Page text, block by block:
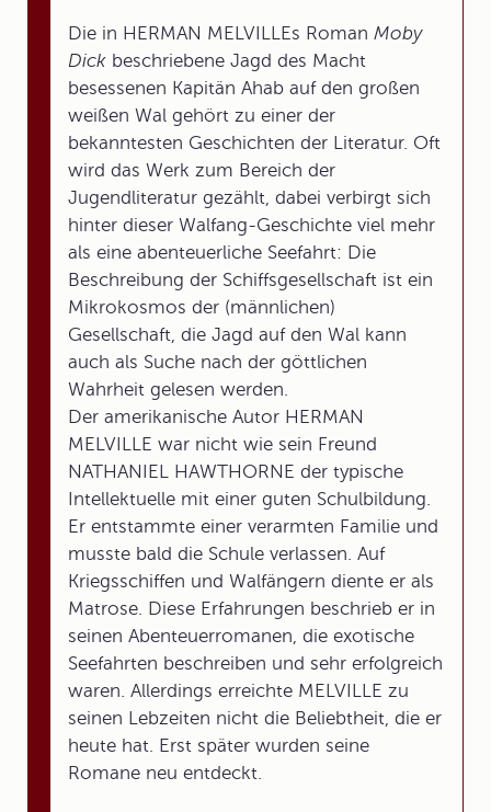
Die in HERMAN MELVILLEs Roman Moby
Dick beschriebene Jagd des Macht
besessenen Kapitän Ahab auf den großen
weißen Wal gehört zu einer der
bekanntesten Geschichten der Literatur. Oft
wird das Werk zum Bereich der
Jugendliteratur gezählt, dabei verbirgt sich
hinter dieser Walfang-Geschichte viel mehr
als eine abenteuerliche Seefahrt: Die
Beschreibung der Schiffsgesellschaft ist ein
Mikrokosmos der (männlichen)
Gesellschaft, die Jagd auf den Wal kann
auch als Suche nach der göttlichen
Wahrheit gelesen werden.
Der amerikanische Autor HERMAN
MELVILLE war nicht wie sein Freund
NATHANIEL HAWTHORNE der typische
Intellektuelle mit einer guten Schulbildung.
Er entstammte einer verarmten Familie und
musste bald die Schule verlassen. Auf
Kriegsschiffen und Walfängern diente er als
Matrose. Diese Erfahrungen beschrieb er in
seinen Abenteuerromanen, die exotische
Seefahrten beschreiben und sehr erfolgreich
waren. Allerdings erreichte MELVILLE zu
seinen Lebzeiten nicht die Beliebtheit, die er
heute hat. Erst später wurden seine
Romane neu entdeckt.